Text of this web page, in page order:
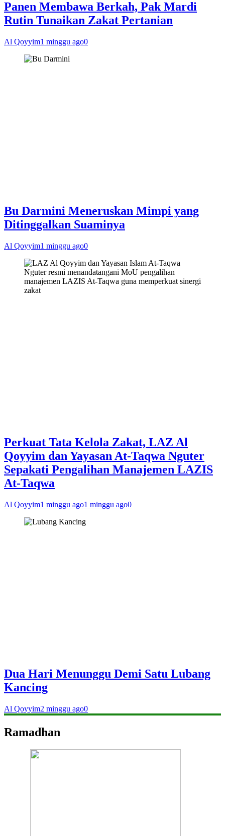
Panen Membawa Berkah, Pak Mardi
Rutin Tunaikan Zakat Pertanian
Al Qoyyim1 minggu ago0
Bu Darmini Meneruskan Mimpi yang
Ditinggalkan Suaminya
Al Qoyyim1 minggu ago0
Perkuat Tata Kelola Zakat, LAZ Al
Qoyyim dan Yayasan At-Taqwa Nguter
Sepakati Pengalihan Manajemen LAZIS
At-Taqwa
Al Qoyyim1 minggu ago1 minggu ago0
Dua Hari Menunggu Demi Satu Lubang
Kancing
Al Qoyyim2 minggu ago0
Ramadhan